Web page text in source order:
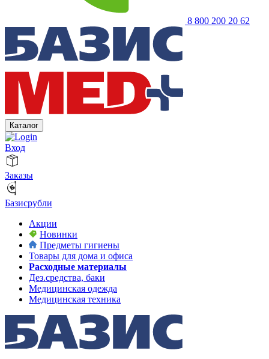
8 800 200 20 62
Каталог
Вход
Заказы
Базисрубли
Акции
Новинки
Предметы гигиены
Товары для дома и офиса
Расходные материалы
Дез.средства, баки
Медицинская одежда
Медицинская техника